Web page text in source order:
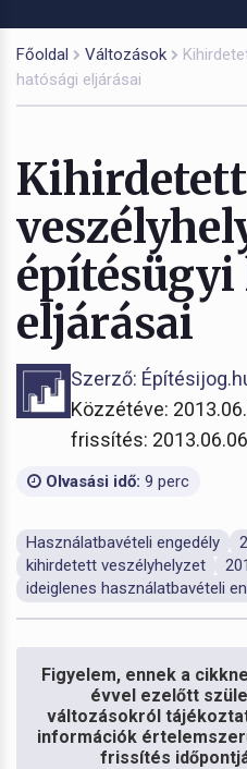
Főoldal Változások
hatósági eljárásai
Kihirdetett
építésügyi
eljárásai
Szerző:
Közzétéve:
frissítés:
Olvasási idő: 9 perc
Használatbavételi engedély
kihirdetett veszélyhelyzet
ideiglenes használatbavételi
Figyelem, ennek a
évvel ezelőtt
változásokról
információk
frissítés